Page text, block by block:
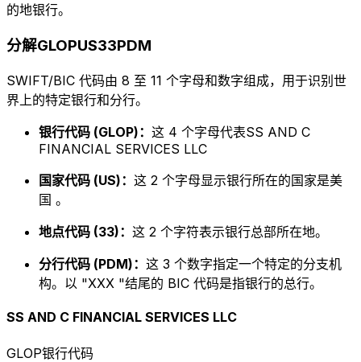
的地银行。
分解GLOPUS33PDM
SWIFT/BIC 代码由 8 至 11 个字母和数字组成，用于识别世
界上的特定银行和分行。
银行代码 (GLOP)： 这 4 个字母代表SS AND C
FINANCIAL SERVICES LLC
国家代码 (US)： 这 2 个字母显示银行所在的国家是美
国 。
地点代码 (33)： 这 2 个字符表示银行总部所在地。
分行代码 (PDM)： 这 3 个数字指定一个特定的分支机
构。以 "XXX "结尾的 BIC 代码是指银行的总行。
SS AND C FINANCIAL SERVICES LLC
GLOP银行代码